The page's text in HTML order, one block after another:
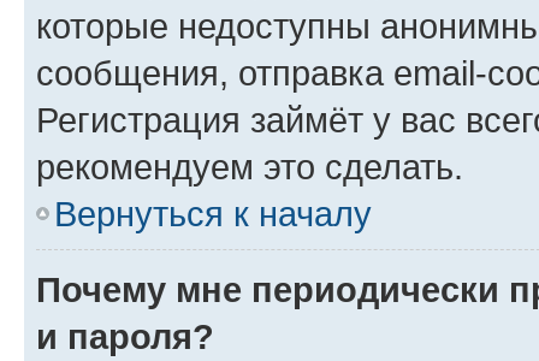
которые недоступны
сообщения, отправка email-
Регистрация займёт у вас
рекомендуем это сделать.
Вернуться к началу
Почему мне периодически
и пароля?